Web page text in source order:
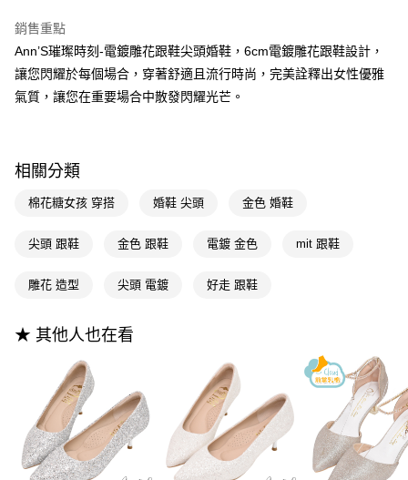
成交易。
3.實際核准額度、可分期數及費用金額請依後續交易確認頁面所載為準。
4.訂單成立30分鐘內，如未前往確認交易或遇審核未通過，訂單將自動取
消。如遇「轉專審核」未通過狀況，表示未達大哥付你分期系統評分，恕無
法說明評估內容。
2.透過簡訊連結打開帳單後，可選擇「超商條碼／台灣大直營門市／銀行轉
帳／街口支付／iPASS MONEY」等通路繳費。
用戶於交易時，得透過本服務購買商品或服務，並由商店將買賣／分期付款
2.基於同意付款使用「大哥付你分期」之契約關係目的，商店將以您的個人
3.完整用戶服務條款，請詳閱以下連結：
【關於「AFTEE先享後付」】
便利好安心！
１．簡單：不需註冊會員、不需綁卡、不需儲值。
２．便利：只要手機號碼，簡訊認證，即可結帳。
３．安心：先確認商品／服務後，再付款。
結帳頁面，進行簡訊認證並確認金額後，即可完成結帳。
３．收到繳費通知簡訊後14天內，點擊此簡訊中的連結，可透過四大超商／
※ 請注意：結帳手續完成當下不需立刻繳費，但若您需要取消訂單，請聯絡
購買商品的店家。未經商家同意取消之訂單仍視為有效，需透過AFTEE先享
※ 交易是否成功請以「AFTEE先享後付 」之結帳頁面顯示為準，若有關於
１．透過由恩沛科技股份有限公司提供之「AFTEE先享後付」服務完成之交
易，需依本服務之必要範圍內提供個人資料，並將交易相關給付款項請求債
權轉讓予恩沛科技股份有限公司。
２．關於個人資料處理事宜，請瀏覽以下網址：
https://aftee.tw/terms/#terms3
３．未成年的使用者請事先徵得法定代理人或監護人之同意方可使用
「AFTEE先享後付」，若未經同意申辦者引起之損失，本公司不負相關責
ATM付款
運送方式
付款後全家取貨
每筆NT$100，滿NT$999(含以上)免運費
每筆NT$100，滿NT$999(含以上)免運費
付款後萊爾富取貨
7-11付款取貨
每筆NT$100，滿NT$999(含以上)免運費
付款後7-11取貨
每筆NT$100，滿NT$999(含以上)免運費
宅配
銷售重點
Ann’S璀璨時刻-電鍍雕花跟鞋尖頭婚鞋，6cm電鍍雕花跟鞋設計，
讓您閃耀於每個場合，穿著舒適且流行時尚，完美詮釋出女性優雅
氣質，讓您在重要場合中散發閃耀光芒。
相關分類
棉花糖女孩 穿搭 婚鞋 尖頭 金色 婚鞋
尖頭 跟鞋 金色 跟鞋 電鍍 金色 mit 跟鞋
雕花 造型 尖頭 電鍍 好走 跟鞋
★ 其他人也在看